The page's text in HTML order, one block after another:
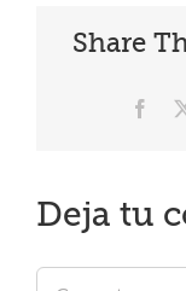
Share
Deja tu
Comentar